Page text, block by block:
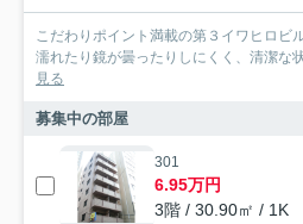
こだわりポイント満載の第３イワヒロビ
濡れたり鏡が曇ったりしにくく、清潔な
見る
募集中の部屋
301
6.95万円
3階 / 30.90㎡ / 1K